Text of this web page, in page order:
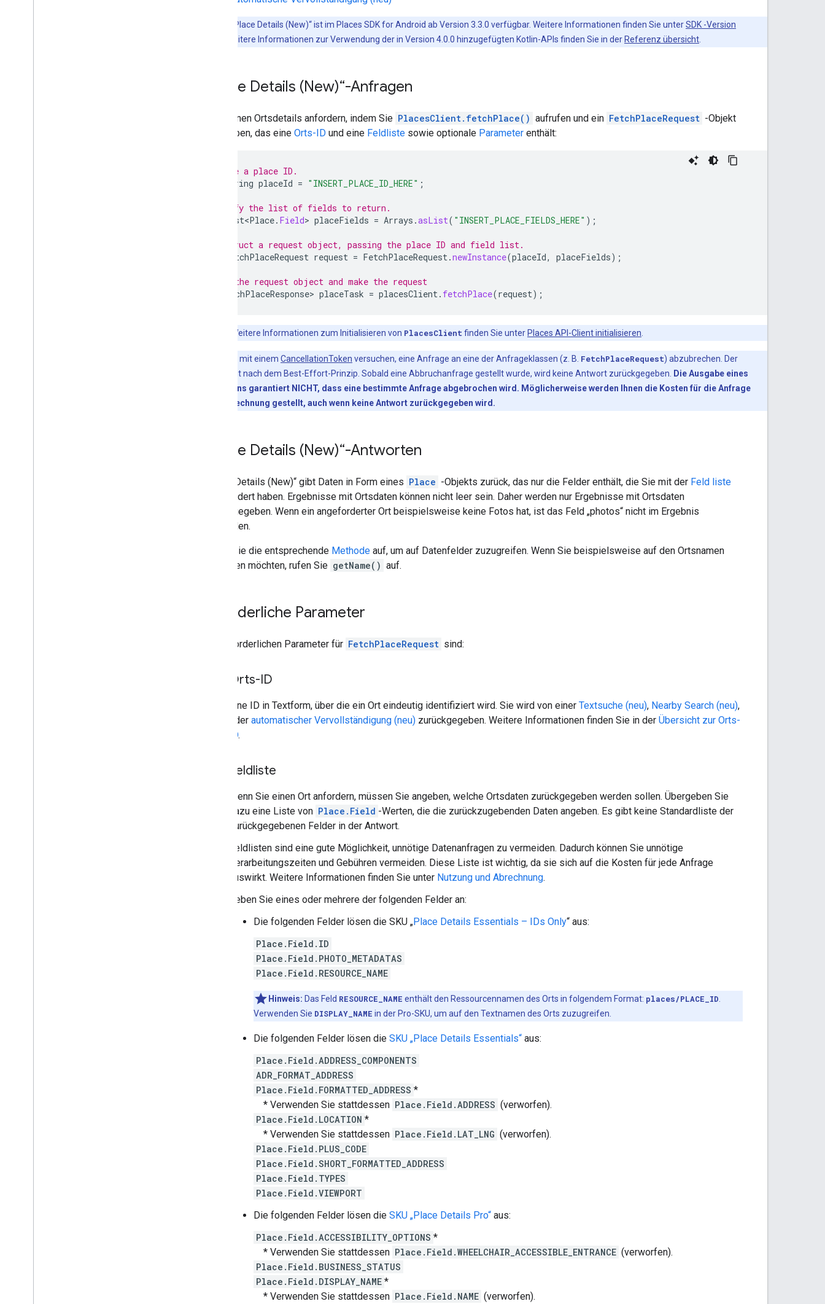
„Place Details (New)“ ist im Places SDK for Android ab Version 3.3.0 verfügbar. Weitere Informationen finden Sie unterSDK -Version
auswählen. Weitere Informationen zur Verwendung der in Version 4.0.0 hinzugefügten Kotlin-APIs finden Sie in der Referenz übersicht
„Place Details (New)“-Anfragen
Sie können Ortsdetails anfordern, indem Sie PlacesClient.fetchPlace() aufrufen und ein FetchPlaceRequest -Objekt
übergeben, das eine Orts-ID und eine Feldliste sowie optionale Parameter enthält:
// Define a place ID.
String placeId = "INSERT_PLACE_ID_HERE" ;
// Specify the list of fields to return.
List<Place. Field> placeFields = Arrays .asList( "INSERT_PLACE_FIELDS_HERE" );
// Construct a request object, passing the place ID and field list.
FetchPlaceRequest request = FetchPlaceRequest.newInstance(placeId, placeFields);
// Pass the request object and make the request
Task<FetchPlaceResponse> placeTask = placesClient. fetchPlace(request);
Weitere Informationen zum Initialisieren von PlacesClient finden Sie unter Places API-Client initialisieren
Sie können mit einem CancellationToken versuchen, eine Anfrage an eine der Anfrageklassen (z. B. FetchPlaceRequest) abzubrechen. Der
Abbruch erfolgt nach dem Best-Effort-Prinzip. Sobald eine Abbruchanfrage gestellt wurde, wird keine Antwort zurückgegeben.
Die Ausgabe eines
Abbruchstokens garantiert NICHT, dass eine bestimmte Anfrage abgebrochen wird. Möglicherweise werden Ihnen die Kosten für die Anfrage
trotzdem in Rechnung gestellt, auch wenn keine Antwort zurückgegeben wird.
„Place Details (New)“-Antworten
„Place Details (New)“ gibt Daten in Form eines Place -Objekts zurück, das nur die Felder enthält, die Sie mit der Feld liste
angefordert haben. Ergebnisse mit Ortsdaten können nicht leer sein. Daher werden nur Ergebnisse mit Ortsdaten
zurückgegeben. Wenn ein angeforderter Ort beispielsweise keine Fotos hat, ist das Feld „photos“ nicht im Ergebnis
vorhanden.
Rufen Sie die entsprechende Methode auf, um auf Datenfelder zuzugreifen. Wenn Sie beispielsweise auf den Ortsnamen
zugreifen möchten, rufen Sie getName() auf.
Erforderliche Parameter
Die erforderlichen Parameter für FetchPlaceRequest sind:
Orts-ID
Eine ID in Textform, über die ein Ort eindeutig identifiziert wird. Sie wird von einer Textsuche (neu), Nearby Search (neu),
oder automatischer Vervollständigung (neu) zurückgegeben. Weitere Informationen finden Sie in der Übersicht zur Orts-
ID.
Feldliste
Wenn Sie einen Ort anfordern, müssen Sie angeben, welche Ortsdaten zurückgegeben werden sollen. Übergeben Sie
dazu eine Liste von Place.Field -Werten, die die zurückzugebenden Daten angeben. Es gibt keine Standardliste der
zurückgegebenen Felder in der Antwort.
Feldlisten sind eine gute Möglichkeit, unnötige Datenanfragen zu vermeiden. Dadurch können Sie unnötige
Verarbeitungszeiten und Gebühren vermeiden. Diese Liste ist wichtig, da sie sich auf die Kosten für jede Anfrage
auswirkt. Weitere Informationen finden Sie unter Nutzung und Abrechnung.
Geben Sie eines oder mehrere der folgenden Felder an:
Die folgenden Felder lösen die SKU „Place Details Essentials – IDs Only“ aus:
Place.Field.ID
Place.Field.PHOTO_METADATAS
Place.Field.RESOURCE_NAME
Hinweis: Das Feld RESOURCE_NAME enthält den Ressourcennamen des Orts in folgendem Format: places/PLACE_ID
Verwenden Sie DISPLAY_NAME in der Pro-SKU, um auf den Textnamen des Orts zuzugreifen.
Die folgenden Felder lösen die SKU „Place Details Essentials“ aus:
Place.Field.ADDRESS_COMPONENTS
ADR_FORMAT_ADDRESS
Place.Field.FORMATTED_ADDRESS *
* Verwenden Sie stattdessen Place.Field.ADDRESS (verworfen).
Place.Field.LOCATION *
* Verwenden Sie stattdessen Place.Field.LAT_LNG (verworfen).
Place.Field.PLUS_CODE
Place.Field.SHORT_FORMATTED_ADDRESS
Place.Field.TYPES
Place.Field.VIEWPORT
Die folgenden Felder lösen die SKU „Place Details Pro“ aus:
Place.Field.ACCESSIBILITY_OPTIONS *
* Verwenden Sie stattdessen Place.Field.WHEELCHAIR_ACCESSIBLE_ENTRANCE (verworfen).
Place.Field.BUSINESS_STATUS
Place.Field.DISPLAY_NAME *
* Verwenden Sie stattdessen Place.Field.NAME (verworfen).